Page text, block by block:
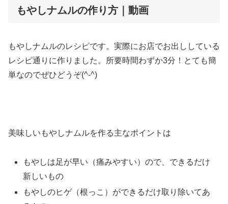
もやしナムルの作り方｜動画
もやしナムルのレシピです。実際にお店でお出ししている
レシピ通りに作りました。所要時間わずか3分！とても簡
単なのでぜひどうぞ(^-^)
美味しいもやしナムルを作る主なポイントは
もやしは足が早い（痛みやすい）ので、できるだけ
新しいもの
もやしのヒゲ（根っこ）ができるだけ取り除いてあ